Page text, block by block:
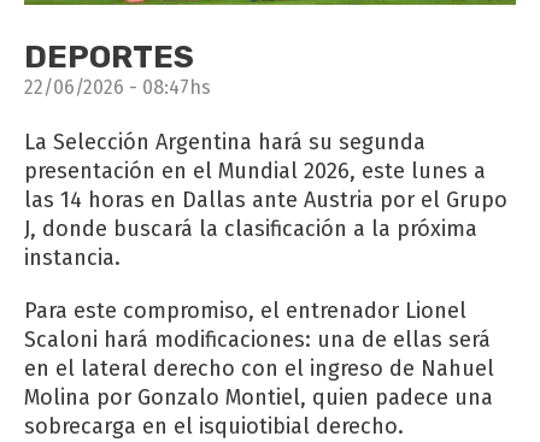
DEPORTES
22/06/2026 - 08:47hs
La Selección Argentina hará su segunda
presentación en el Mundial 2026, este lunes a
las 14 horas en Dallas ante Austria por el Grupo
J, donde buscará la clasificación a la próxima
instancia.
Para este compromiso, el entrenador Lionel
Scaloni hará modificaciones: una de ellas será
en el lateral derecho con el ingreso de Nahuel
Molina por Gonzalo Montiel, quien padece una
sobrecarga en el isquiotibial derecho.